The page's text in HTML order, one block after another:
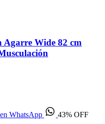
Wide 82 cm
WhatsApp 43% OFF